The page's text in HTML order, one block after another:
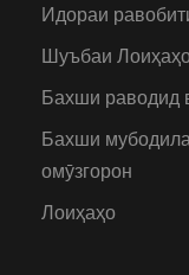
Идораи
Шуъбаи
Бахши раводид
Бахши
омӯзгорон
Лоиҳаҳо